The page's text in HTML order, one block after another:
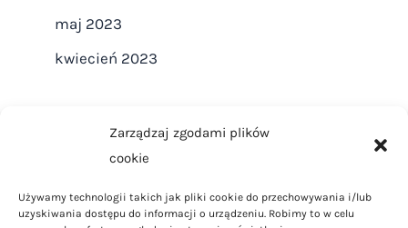
Zarządzaj zgodami plików
cookie
Używamy technologii takich jak pliki cookie do przechowywania i/lub
uzyskiwania dostępu do informacji o urządzeniu. Robimy to w celu
maj 2023
kwiecień 2023
Regulamin